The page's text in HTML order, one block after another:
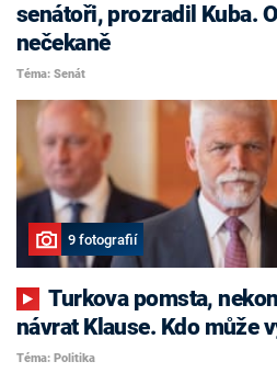
senátoři, prozradil Kuba.
nečekaně
Téma: Senát
9 fotografií
Turkova pomsta, nekonfliktní Havlíček i
návrat Klause. Kdo může
Téma: Politika